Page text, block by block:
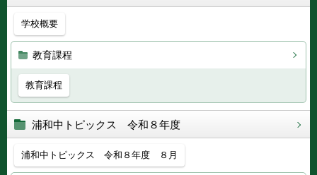
学校概要
教育課程
教育課程
浦和中トピックス 令和８年度
浦和中トピックス 令和８年度 ８月